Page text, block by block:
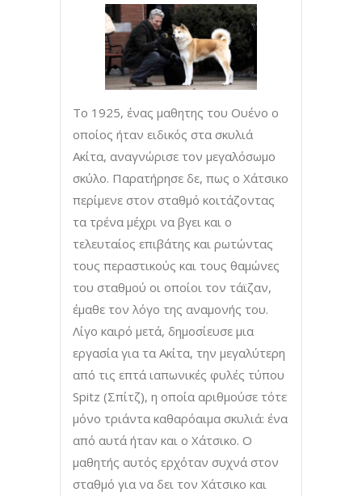
Το 1925, ένας μαθητης του Ουένο ο
οποίος ήταν ειδικός στα σκυλιά
Ακίτα, αναγνώρισε τον μεγαλόσωμο
σκύλο. Παρατήρησε δε, πως ο Χάτσικο
περίμενε στον σταθμό κοιτάζοντας
τα τρένα μέχρι να βγει και ο
τελευταίος επιβάτης και ρωτώντας
τους περαστικούς και τους θαμώνες
του σταθμού οι οποίοι τον τάϊζαν,
έμαθε τον λόγο της αναμονής του.
Λίγο καιρό μετά, δημοσίευσε μια
εργασία για τα Ακίτα, την μεγαλύτερη
από τις επτά ιαπωνικές φυλές τύπου
Spitz (Σπίτζ), η οποία αριθμούσε τότε
μόνο τριάντα καθαρόαιμα σκυλιά: ένα
από αυτά ήταν και ο Χάτσικο. Ο
μαθητής αυτός ερχόταν συχνά στον
σταθμό για να δει τον Χάτσικο και